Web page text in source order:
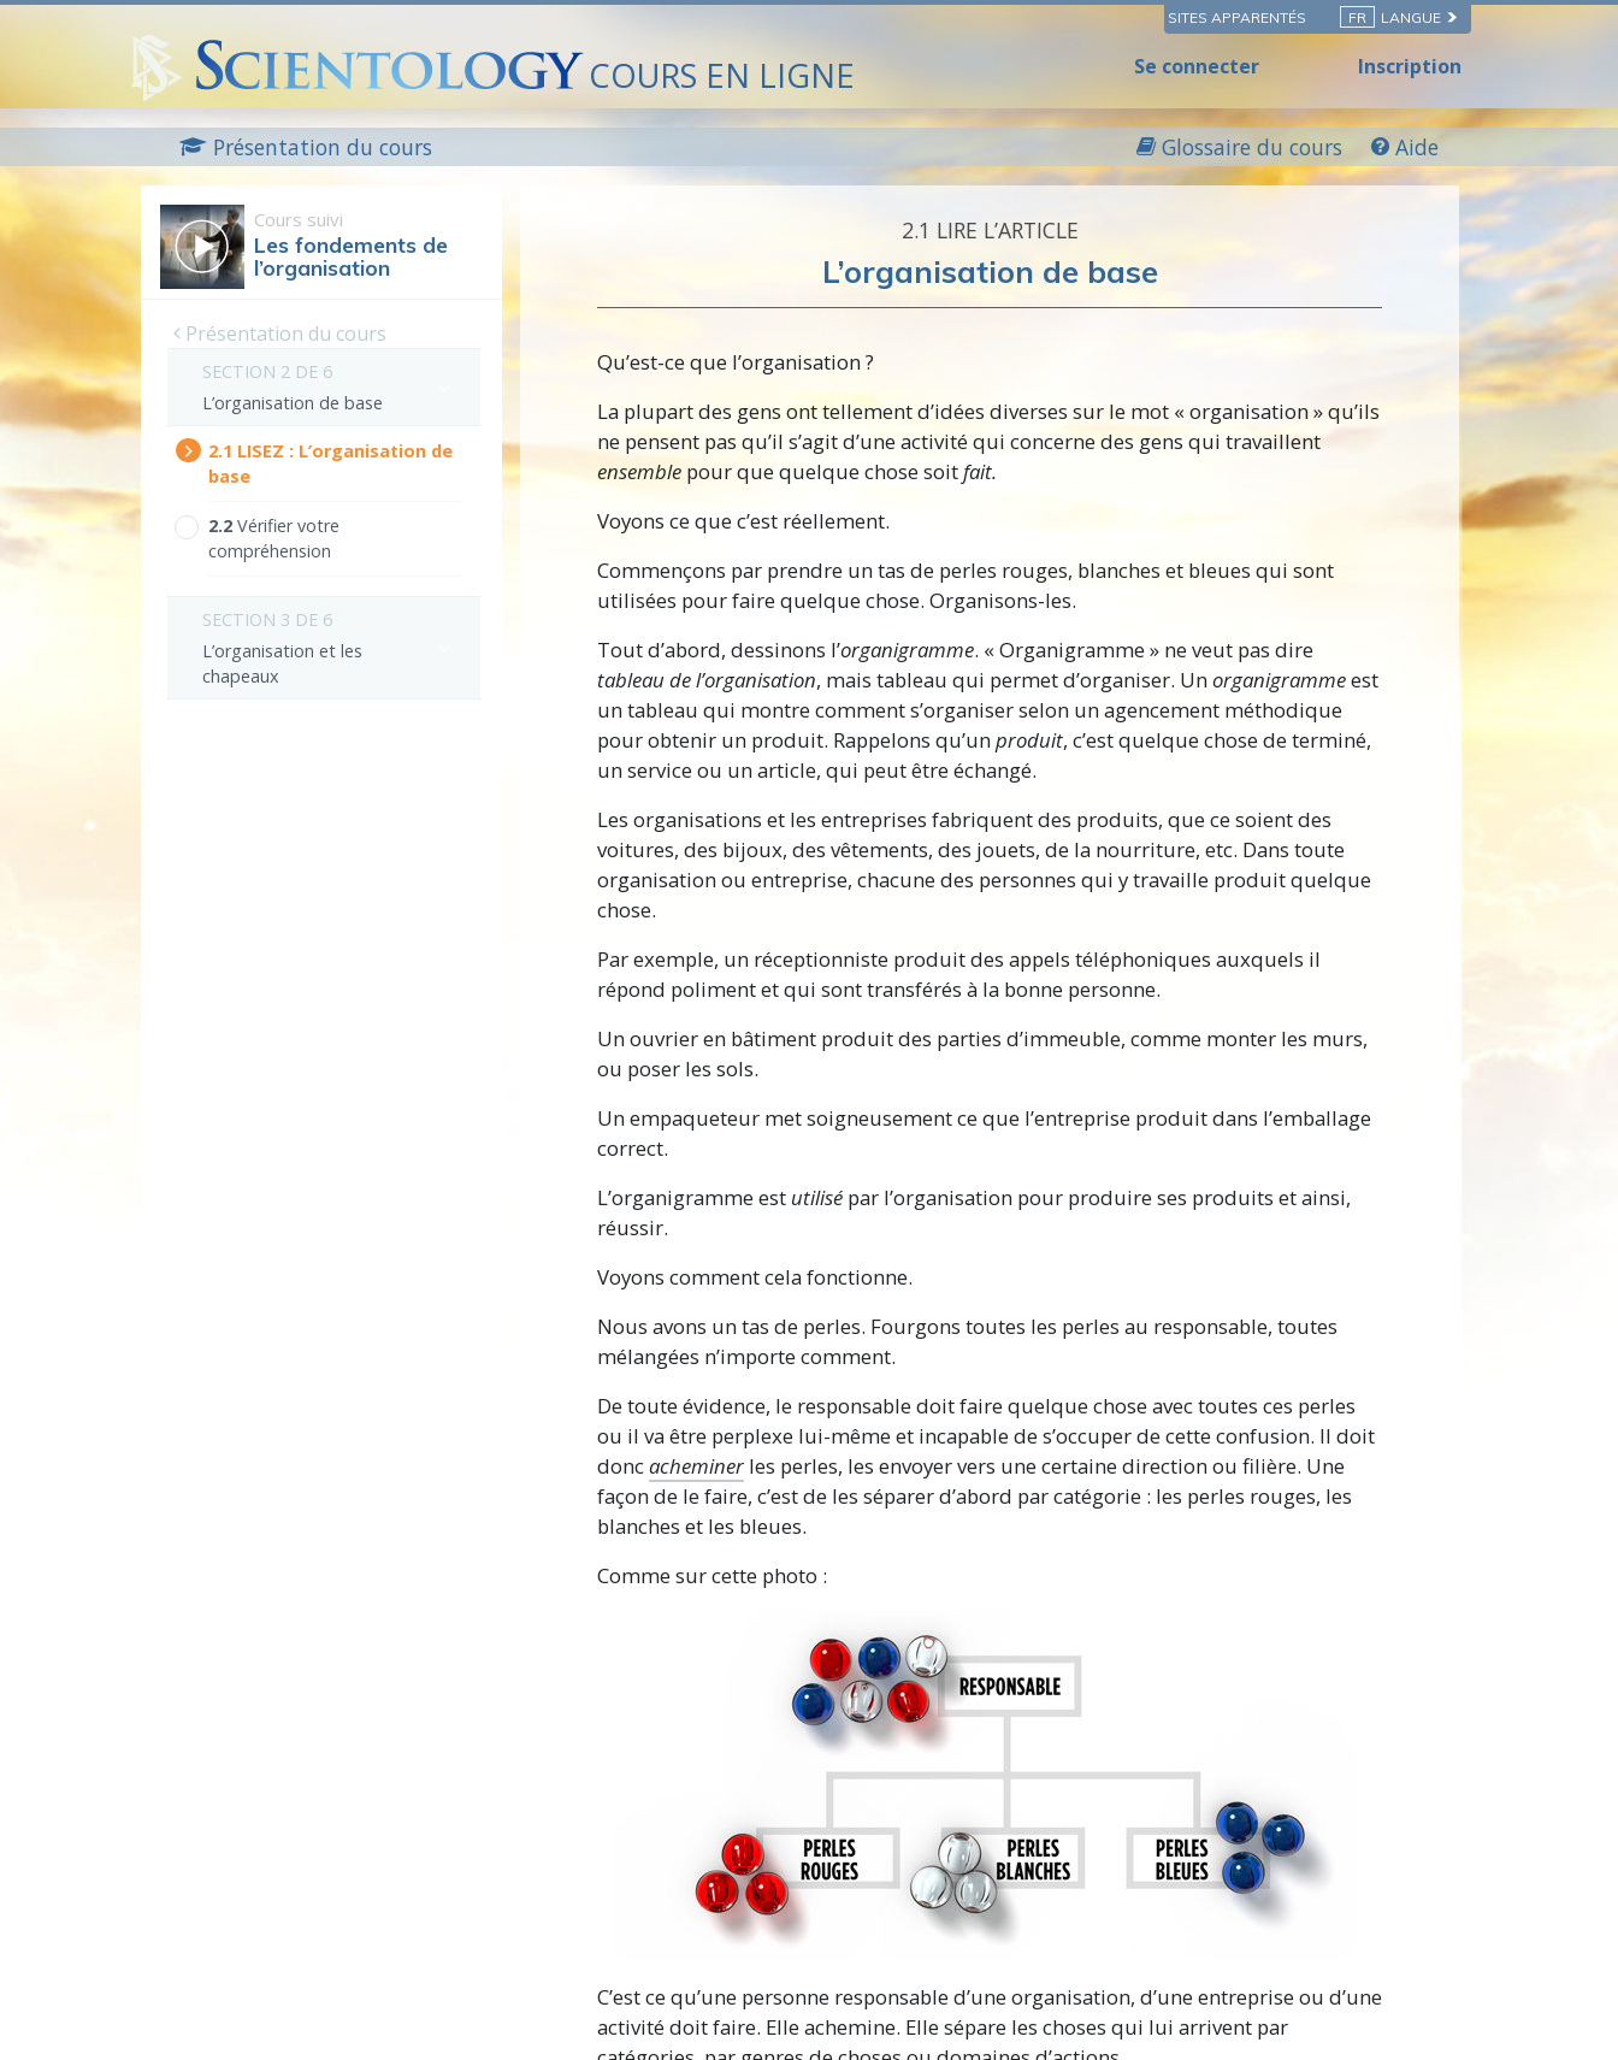
SITES APPARENTÉS FR LANGUE
COURS EN LIGNE Se connecter Inscription
Présentation du cours Glossaire du cours Aide
Cours suivi
Les fondements de
l’organisation
Présentation du cours
SECTION 2 DE 6
L’organisation de base
2.‎1 LISEZ : L’organisation de
base
2.‎2 Vérifier votre
compréhension
SECTION 3 DE 6
L’organisation et les
chapeaux
2.‎1 LIRE L’ARTICLE
L’organisation de base
Qu’est-ce que l’organisation ?
La plupart des gens ont tellement d’idées diverses sur le mot « organisation » qu’ils
ne pensent pas qu’il s’agit d’une activité qui concerne des gens qui travaillent
ensemble pour que quelque chose soitfait.
Voyons ce que c’est réellement.
Commençons par prendre un tas de perles rouges, blanches et bleues qui sont
utilisées pour faire quelque chose. Organisons-les.
Tout d’abord, dessinons l’organigramme. « Organigramme » ne veut pas dire
tableau de l’organisation, mais tableau qui permet d’organiser. Unorganigrammeest
un tableau qui montre comment s’organiser selon un agencement méthodique
pour obtenir un produit. Rappelons qu’unproduit, c’est quelque chose de terminé,
un service ou un article, qui peut être échangé.
Les organisations et les entreprises fabriquent des produits, que ce soient des
voitures, des bijoux, des vêtements, des jouets, de la nourriture, etc. Dans toute
organisation ou entreprise, chacune des personnes qui y travaille produit quelque
chose.
Par exemple, un réceptionniste produit des appels téléphoniques auxquels il
répond poliment et qui sont transférés à la bonne personne.
Un ouvrier en bâtiment produit des parties d’immeuble, comme monter les murs,
ou poser les sols.
Un empaqueteur met soigneusement ce que l’entreprise produit dans l’emballage
correct.
L’organigramme est utilisé par l’organisation pour produire ses produits et ainsi,
réussir.
Voyons comment cela fonctionne.
Nous avons un tas de perles. Fourgons toutes les perles au responsable, toutes
mélangées n’importe comment.
De toute évidence, le responsable doit faire quelque chose avec toutes ces perles
ou il va être perplexe lui-même et incapable de s’occuper de cette confusion. Il doit
doncacheminer les perles, les envoyer vers une certaine direction ou filière. Une
façon de le faire, c’est de les séparer d’abord par catégorie : les perles rouges, les
blanches et les bleues.
Comme sur cette photo :
C’est ce qu’une personne responsable d’une organisation, d’une entreprise ou d’une
activité doit faire. Elle achemine. Elle sépare les choses qui lui arrivent par